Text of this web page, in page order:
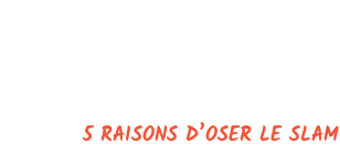
5 RAISONS D’OSER LE SLAM